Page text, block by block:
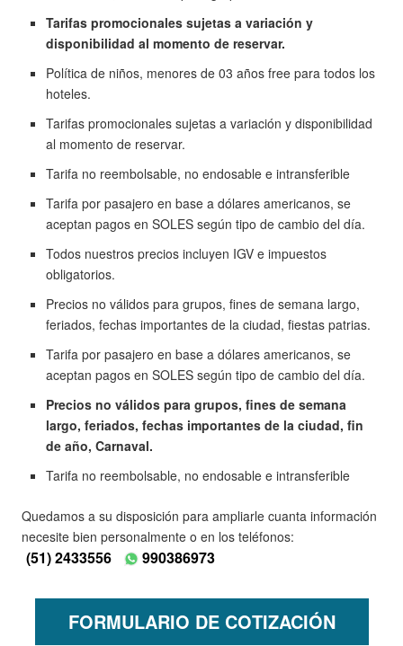
Tarifas promocionales sujetas a variación y
disponibilidad al momento de reservar.
Política de niños, menores de 03 años free para todos los
hoteles.
Tarifas promocionales sujetas a variación y disponibilidad
al momento de reservar.
Tarifa no reembolsable, no endosable e intransferible
Tarifa por pasajero en base a dólares americanos, se
aceptan pagos en SOLES según tipo de cambio del día.
Todos nuestros precios incluyen IGV e impuestos
obligatorios.
Precios no válidos para grupos, fines de semana largo,
feriados, fechas importantes de la ciudad, fiestas patrias.
Tarifa por pasajero en base a dólares americanos, se
aceptan pagos en SOLES según tipo de cambio del día.
Precios no válidos para grupos, fines de semana
largo, feriados, fechas importantes de la ciudad, fin
de año, Carnaval.
Tarifa no reembolsable, no endosable e intransferible
Quedamos a su disposición para ampliarle cuanta información
necesite bien personalmente o en los teléfonos:
(51) 2433556 990386973
FORMULARIO DE COTIZACIÓN